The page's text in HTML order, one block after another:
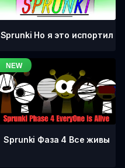
Sprunki Но я это испортил
Sprunki Фаза 4 Все живы